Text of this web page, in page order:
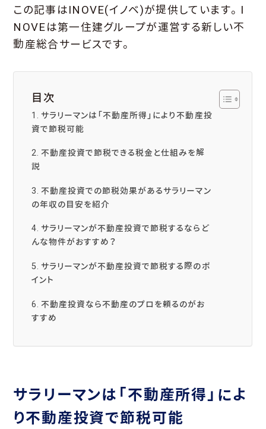
この記事はINOVE(イノベ)が提供しています。I
NOVEは第一住建グループが運営する新しい不
動産総合サービスです。
目次
サラリーマンは「不動産所得」により不動産投
資で節税可能
不動産投資で節税できる税金と仕組みを解
説
不動産投資での節税効果があるサラリーマン
の年収の目安を紹介
サラリーマンが不動産投資で節税するならど
んな物件がおすすめ？
サラリーマンが不動産投資で節税する際のポ
イント
不動産投資なら不動産のプロを頼るのがお
すすめ
サラリーマンは「不動産所得」によ
り不動産投資で節税可能